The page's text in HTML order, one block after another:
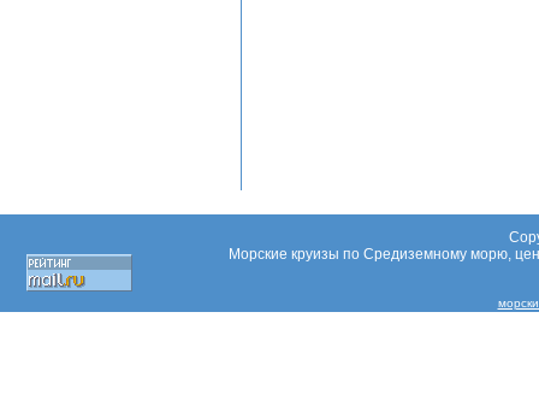
Морские круизы по Средиземному морю,